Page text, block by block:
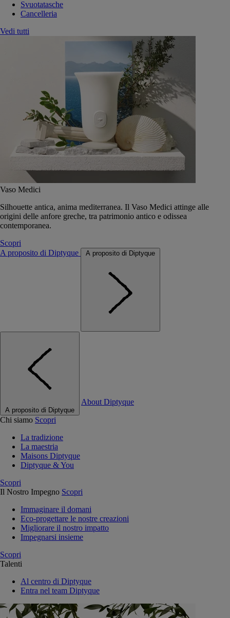
Svuotatasche
Cancelleria
Vedi tutti
Vaso Medici
Silhouette antica, anima mediterranea. Il Vaso Medici attinge alle
origini delle anfore greche, tra patrimonio antico e odissea
contemporanea.
Scopri
A proposito di Diptyque
A proposito di Diptyque
A proposito di Diptyque
About Diptyque
Chi siamo Scopri
La tradizione
La maestria
Maisons Diptyque
Diptyque & You
Scopri
Il Nostro Impegno Scopri
Immaginare il domani
Eco-progettare le nostre creazioni
Migliorare il nostro impatto
Impegnarsi insieme
Scopri
Talenti
Al centro di Diptyque
Entra nel team Diptyque